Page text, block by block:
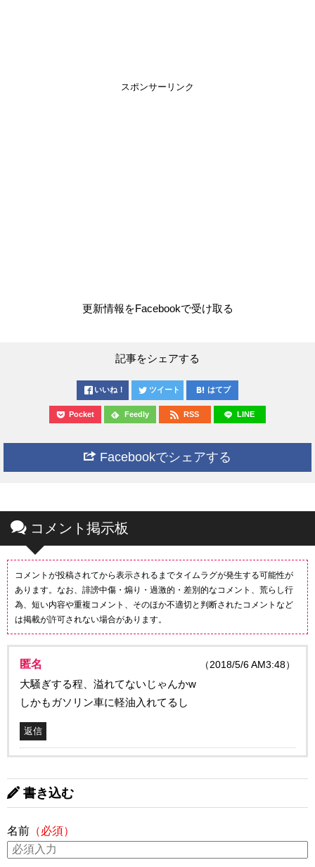
スポンサーリンク
更新情報をFacebookで受け取る
記事をシェアする
いいね！ ツイート はてブ
Pocket Feedly RSS LINE
Facebookでシェアする
コメント掲示板
コメントが投稿されてから表示されるまでタイムラグが発生する可能性が
あります。なお、誹謗中傷・煽り・過激的・差別的なコメント、荒らし行
為、短い内容や重複コメント、そのほか不適切と判断されたコメントなど
は掲載が許可されない場合があります。
匿名 （2018/5/6 AM3:48）
大騒ぎする程、溢れてないじゃんかw
しかもガソリン車に軽油入れてるし
返信
書き込む
名前 （必須）